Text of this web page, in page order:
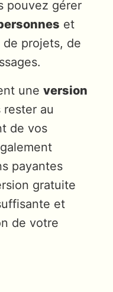
pouvez gérer
et
projets, de
une version
au
de vos
payantes
gratuite
et
de votre